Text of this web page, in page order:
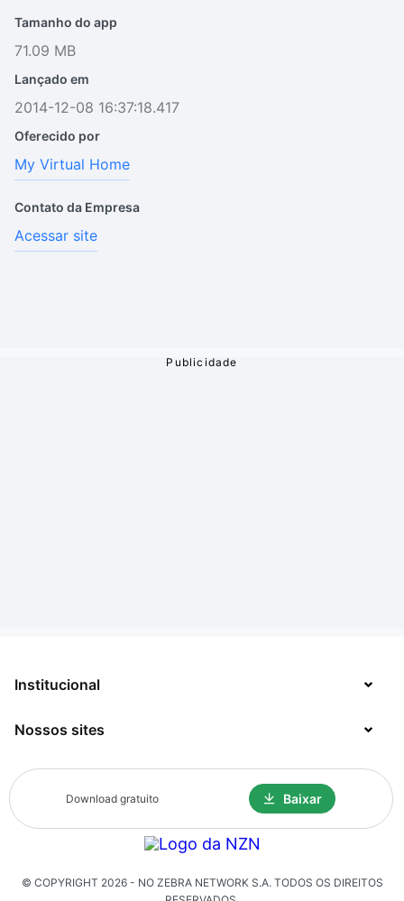
Download gratuito Baixar
Tamanho do app
71.09 MB
Lançado em
2014-12-08 16:37:18.417
Oferecido por
My Virtual Home
Contato da Empresa
Acessar site
Institucional
Sobre
Contato
Política de Privacidade
Solicitação de Exclusão de Dados
Nossos sites
TecMundo
Click Jogos
© COPYRIGHT 2026- NO ZEBRA NETWORK S.A. TODOS OS DIREITOS